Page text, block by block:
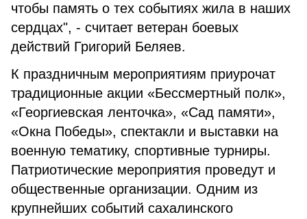
чтобы память о тех событиях жила в наших
сердцах", - считает ветеран боевых
действий Григорий Беляев.
К праздничным мероприятиям приурочат
традиционные акции «Бессмертный полк»,
«Георгиевская ленточка», «Сад памяти»,
«Окна Победы», спектакли и выставки на
военную тематику, спортивные турниры.
Патриотические мероприятия проведут и
общественные организации. Одним из
крупнейших событий сахалинского